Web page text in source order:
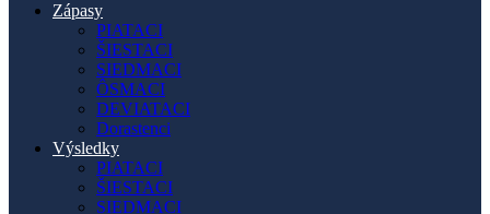
Zápasy
PIATACI
ŠIESTACI
SIEDMACI
ÔSMACI
DEVIATACI
Dorastenci
Výsledky
PIATACI
ŠIESTACI
SIEDMACI